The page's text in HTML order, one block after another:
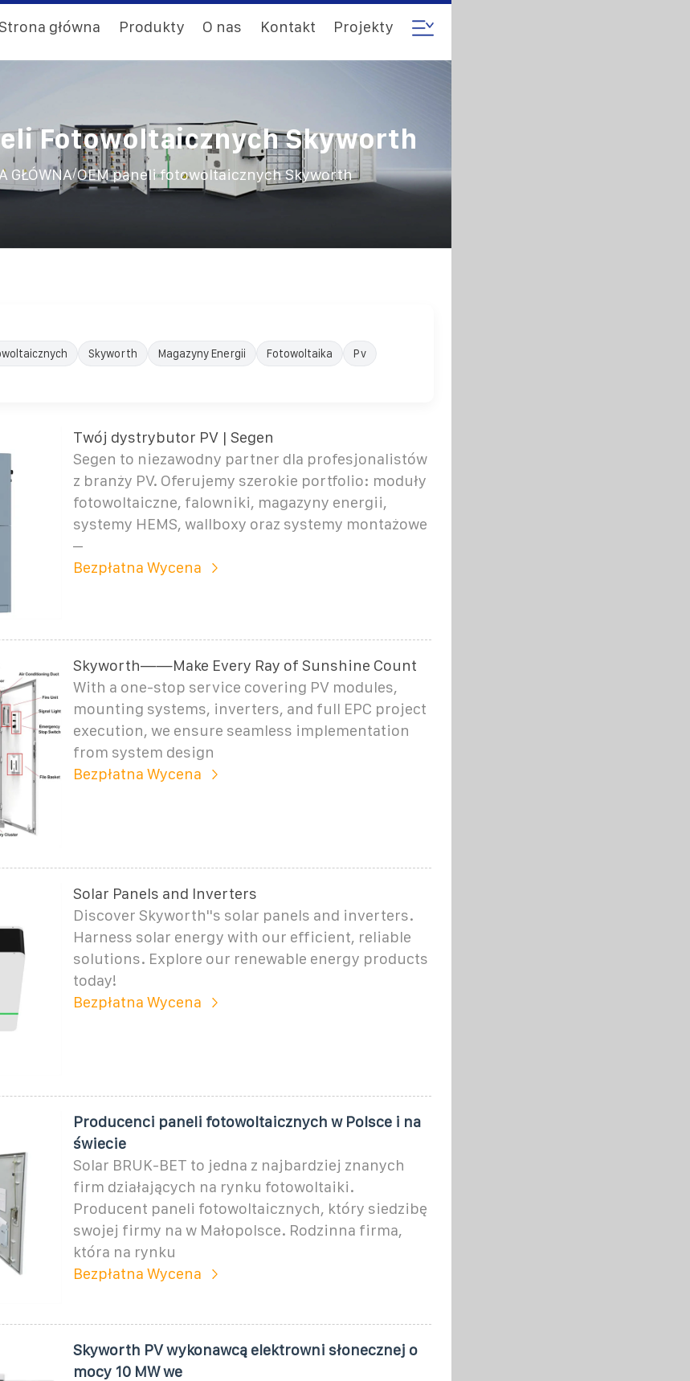
główna Produkty O nas Kontakt Projekty
Fotowoltaicznych Skyworth
GŁÓWNA/OEM paneli fotowoltaicznych Skyworth
Skyworth Magazyny Energii Fotowoltaika Pv
Twój dystrybutor PV | Segen
Segen to niezawodny partner dla profesjonalistów
z branży PV. Oferujemy szerokie portfolio: moduły
fotowoltaiczne, falowniki, magazyny energii,
systemy HEMS, wallboxy oraz systemy montażowe
–
Bezpłatna Wycena
Skyworth——Make Every Ray of Sunshine Count
With a one-stop service covering PV modules,
mounting systems, inverters, and full EPC project
execution, we ensure seamless implementation
from system design
Bezpłatna Wycena
Solar Panels and Inverters
Discover Skyworth''s solar panels and inverters.
Harness solar energy with our efficient, reliable
solutions. Explore our renewable energy products
today!
Bezpłatna Wycena
Producenci paneli fotowoltaicznych w Polsce i na
świecie
Solar BRUK-BET to jedna z najbardziej znanych
firm działających na rynku fotowoltaiki.
Producent paneli fotowoltaicznych, który siedzibę
swojej firmy na w Małopolsce. Rodzinna firma,
która na rynku
Bezpłatna Wycena
Skyworth PV wykonawcą elektrowni słonecznej o
mocy 10 MW we